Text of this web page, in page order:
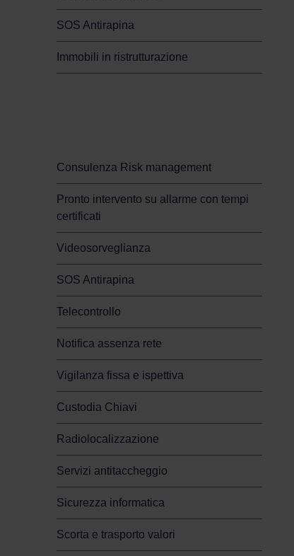
SOS Antirapina
Immobili in ristrutturazione
Consulenza Risk management
Pronto intervento su allarme con tempi
certificati
Videosorveglianza
SOS Antirapina
Telecontrollo
Notifica assenza rete
Vigilanza fissa e ispettiva
Custodia Chiavi
Radiolocalizzazione
Servizi antitaccheggio
Sicurezza informatica
Scorta e trasporto valori